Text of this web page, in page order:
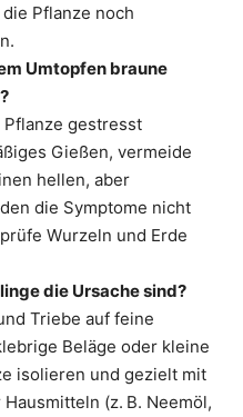
Pflanze noch
Umtopfen braune
Pflanze gestresst
Gießen, vermeide
hellen, aber
die Symptome nicht
Wurzeln und Erde
die Ursache sind?
Triebe auf feine
Beläge oder kleine
isolieren und gezielt mit
(z. B. Neemöl,